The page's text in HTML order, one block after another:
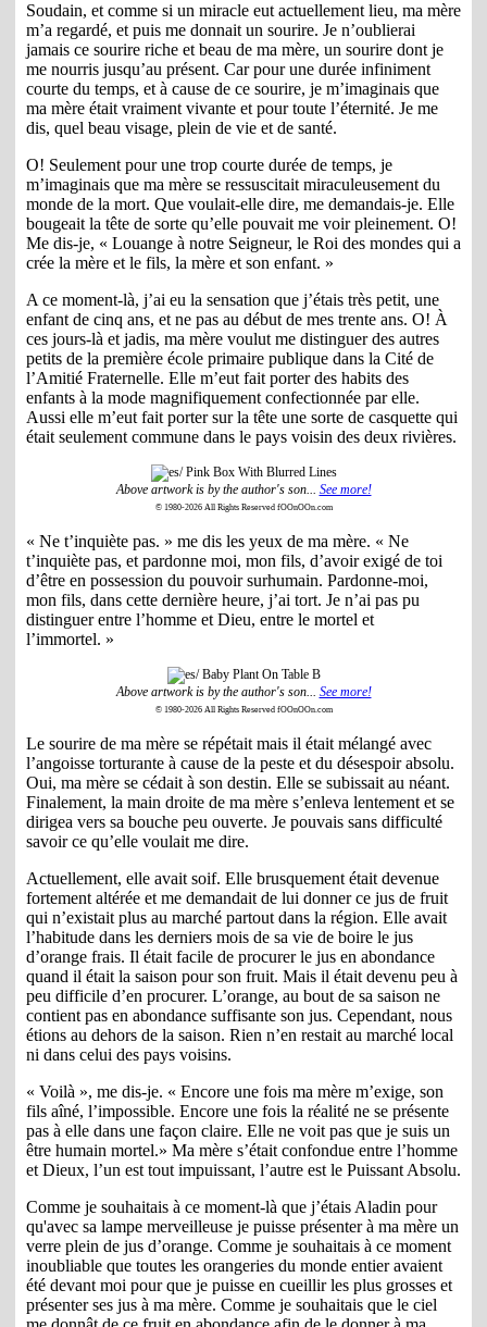
Soudain, et comme si un miracle eut actuellement lieu, ma mère
m’a regardé, et puis me donnait un sourire. Je n’oublierai
jamais ce sourire riche et beau de ma mère, un sourire dont je
me nourris jusqu’au présent. Car pour une durée infiniment
courte du temps, et à cause de ce sourire, je m’imaginais que
ma mère était vraiment vivante et pour toute l’éternité. Je me
dis, quel beau visage, plein de vie et de santé.
O! Seulement pour une trop courte durée de temps, je
m’imaginais que ma mère se ressuscitait miraculeusement du
monde de la mort. Que voulait-elle dire, me demandais-je. Elle
bougeait la tête de sorte qu’elle pouvait me voir pleinement. O!
Me dis-je, « Louange à notre Seigneur, le Roi des mondes qui a
crée la mère et le fils, la mère et son enfant. »
A ce moment-là, j’ai eu la sensation que j’étais très petit, une
enfant de cinq ans, et ne pas au début de mes trente ans. O! À
ces jours-là et jadis, ma mère voulut me distinguer des autres
petits de la première école primaire publique dans la Cité de
l’Amitié Fraternelle. Elle m’eut fait porter des habits des
enfants à la mode magnifiquement confectionnée par elle.
Aussi elle m’eut fait porter sur la tête une sorte de casquette qui
était seulement commune dans le pays voisin des deux rivières.
Above artwork is by the author's son... See more!
© 1980-2026 All Rights Reserved fOOnOOn.com
« Ne t’inquiète pas. » me dis les yeux de ma mère. « Ne
t’inquiète pas, et pardonne moi, mon fils, d’avoir exigé de toi
d’être en possession du pouvoir surhumain. Pardonne-moi,
mon fils, dans cette dernière heure, j’ai tort. Je n’ai pas pu
distinguer entre l’homme et Dieu, entre le mortel et
l’immortel. »
Above artwork is by the author's son... See more!
© 1980-2026 All Rights Reserved fOOnOOn.com
Le sourire de ma mère se répétait mais il était mélangé avec
l’angoisse torturante à cause de la peste et du désespoir absolu.
Oui, ma mère se cédait à son destin. Elle se subissait au néant.
Finalement, la main droite de ma mère s’enleva lentement et se
dirigea vers sa bouche peu ouverte. Je pouvais sans difficulté
savoir ce qu’elle voulait me dire.
Actuellement, elle avait soif. Elle brusquement était devenue
fortement altérée et me demandait de lui donner ce jus de fruit
qui n’existait plus au marché partout dans la région. Elle avait
l’habitude dans les derniers mois de sa vie de boire le jus
d’orange frais. Il était facile de procurer le jus en abondance
quand il était la saison pour son fruit. Mais il était devenu peu à
peu difficile d’en procurer. L’orange, au bout de sa saison ne
contient pas en abondance suffisante son jus. Cependant, nous
étions au dehors de la saison. Rien n’en restait au marché local
ni dans celui des pays voisins.
« Voilà », me dis-je. « Encore une fois ma mère m’exige, son
fils aîné, l’impossible. Encore une fois la réalité ne se présente
pas à elle dans une façon claire. Elle ne voit pas que je suis un
être humain mortel.» Ma mère s’était confondue entre l’homme
et Dieux, l’un est tout impuissant, l’autre est le Puissant Absolu.
Comme je souhaitais à ce moment-là que j’étais Aladin pour
qu'avec sa lampe merveilleuse je puisse présenter à ma mère un
verre plein de jus d’orange. Comme je souhaitais à ce moment
inoubliable que toutes les orangeries du monde entier avaient
été devant moi pour que je puisse en cueillir les plus grosses et
présenter ses jus à ma mère. Comme je souhaitais que le ciel